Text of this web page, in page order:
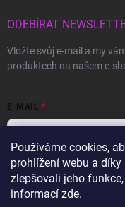
Používáme cookies,
prohlížení webu a
zlepšovali jeho
informací zde.
ODEBÍRAT
Vložte svůj e-mail a my
produktech na našem e-
E-MAIL
Vložením e-mailu
Přihlásit se